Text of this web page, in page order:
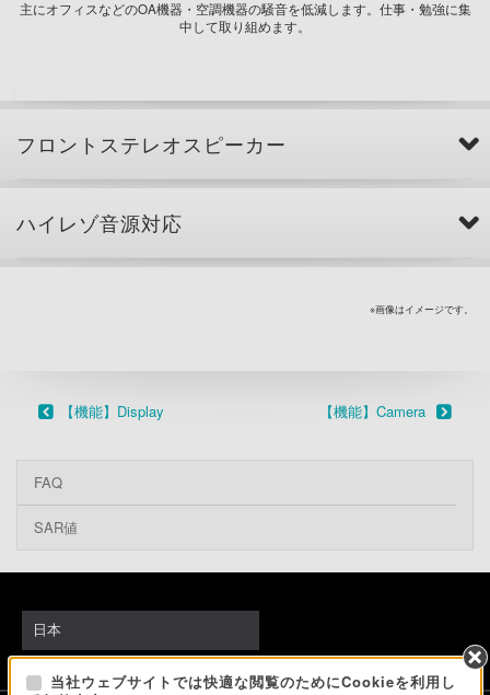
主にオフィスなどのOA機器・空調機器の騒音を低減します。仕事・勉強に集
中して取り組めます。
フロントステレオスピーカー
ハイレゾ音源対応
※画像はイメージです。
【機能】Display 【機能】Camera
FAQ
SAR値
当社ウェブサイトでは快適な閲覧のためにCookieを利用し
日本